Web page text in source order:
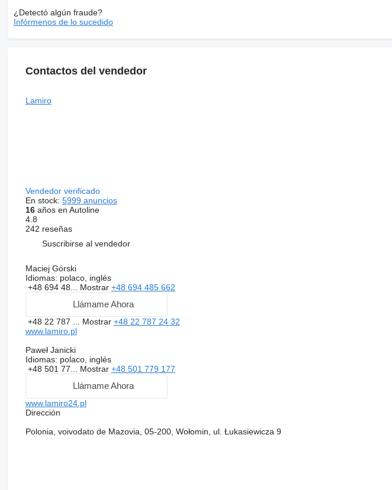
¿Detectó algún fraude?
Infórmenos de lo sucedido
Contactos del vendedor
Lamiro
Vendedor verificado
En stock: 5999 anuncios
16años en Autoline
4.8
242 reseñas
Suscribirse al vendedor
Maciej Górski
Idiomas: polaco, inglés
+48 694 48... Mostrar +48 694 485 662
Llámame Ahora
+48 22 787 ... Mostrar +48 22 787 24 32
www.lamiro.pl
Paweł Janicki
Idiomas: polaco, inglés
+48 501 77... Mostrar +48 501 779 177
Llámame Ahora
www.lamiro24.pl
Dirección
Polonia, voivodato de Mazovia, 05-200, Wołomin, ul. Łukasiewicza 9